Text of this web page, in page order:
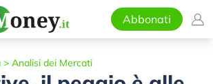
Abbonati
> Analisi dei Mercati